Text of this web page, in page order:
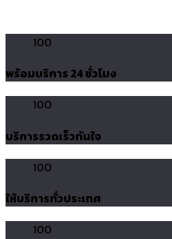
100
พร้อมบริการ 24 ชั่วโมง
100
บริการรวดเร็วทันใจ
100
ให้บริการทั่วประเทศ
100